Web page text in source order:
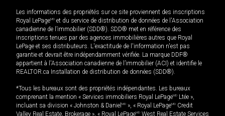
Les informations des propriétés sur ce site proviennent des inscriptions
Royal LePageMD et du service de distribution de données de l'Association
canadienne de l’immobilier (SDD®). SDD® met en référence des
inscriptions tenues par des agences immobilières autres que Royal
LePage et ses distributeurs. L'exactitude de l'information n'est pas
garantie et devrait être indépendamment vérifiée. La marque DDF®
appartient à l'Association canadienne de l’immobilier (ACI) et identifie le
REALTOR.ca Installation de distribution de données (SDD®).
*Tous les bureaux sont des propriétés indépendantes. Les bureaux
comprenant la mention « Services immobiliers Royal LePageMD Ltée »,
incluant sa division « Johnston & Daniel MD », « Royal LePageMD Credit
Valley Real Estate, Brokerage », « Royal LePageMD West Real Estate Services